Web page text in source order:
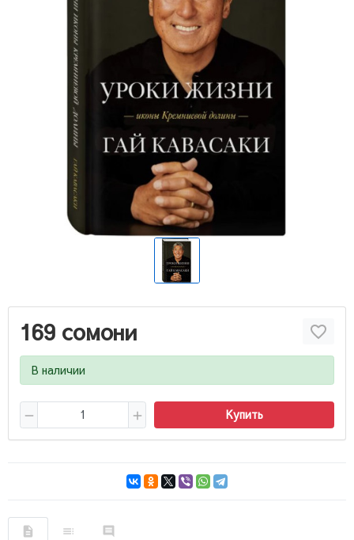
169 сомони
В наличии
Купить